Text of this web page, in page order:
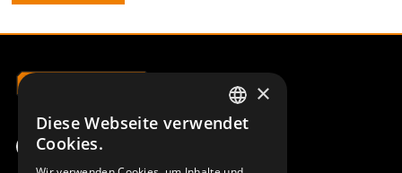
SWEDISH
×
Diese Webseite verwendet
Cookies.